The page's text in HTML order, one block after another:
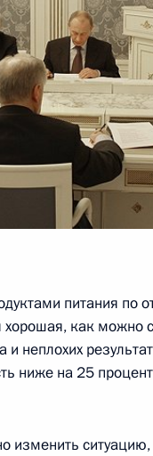
России должны
Великой
приветствие
съезда
питания
хорошая, как
неплохих
ниже на 25
изменить